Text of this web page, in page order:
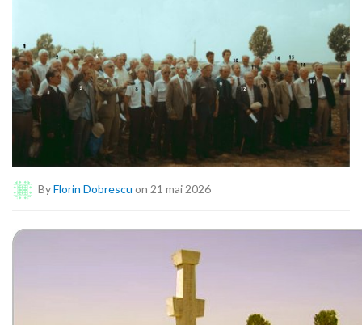
ByFlorin Dobrescu on 21 mai 2026